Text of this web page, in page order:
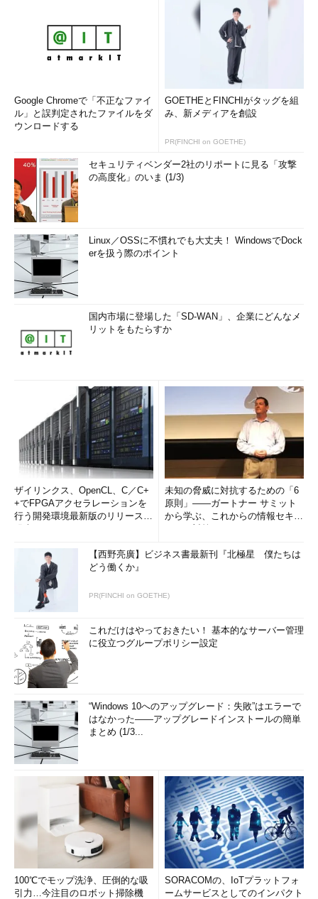
Google Chromeで「不正なファイ
ル」と誤判定されたファイルをダ
ウンロードする
GOETHEとFINCHIがタッグを組
み、新メディアを創設
PR(FINCHI on GOETHE)
セキュリティベンダー2社のリポートに見る「攻撃
の高度化」のいま (1/3)
Linux／OSSに不慣れでも大丈夫！ WindowsでDock
erを扱う際のポイント
国内市場に登場した「SD-WAN」、企業にどんなメ
リットをもたらすか
ザイリンクス、OpenCL、C／C+
+でFPGAアクセラレーションを
行う開発環境最新版のリリースを
未知の脅威に対抗するための「6
原則」――ガートナー サミット
から学ぶ、これからの情報セキュ
【西野亮廣】ビジネス書最新刊『北極星 僕たちは
どう働くか』
PR(FINCHI on GOETHE)
これだけはやっておきたい！ 基本的なサーバー管理
に役立つグループポリシー設定
“Windows 10へのアップグレード：失敗”はエラーで
はなかった――アップグレードインストールの簡単
まとめ (1/3...
100℃でモップ洗浄、圧倒的な吸
引力…今注目のロボット掃除機
SORACOMの、IoTプラットフォ
ームサービスとしてのインパクト